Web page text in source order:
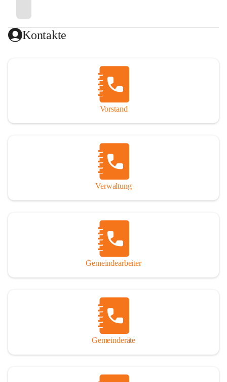
Kontakte
Vorstand
Verwaltung
Gemeindearbeiter
Gemeinderäte